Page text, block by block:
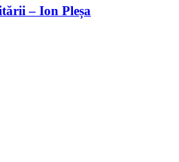
– Ion Pleșa